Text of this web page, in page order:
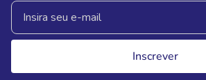
Inscrever